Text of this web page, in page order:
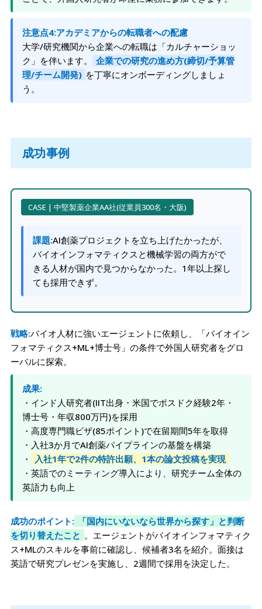
注意点4:アカデミアからの転職者への配慮
大学/研究機関から企業への転職は「カルチャーショッ
ク」を伴います。
企業での研究の進め方(締切/予算管
理/チーム開発) を丁寧にオンボーディングしましょ
う。
成功事例
CASE | 中堅製薬企業AA社(従業員300名・大阪)
課題:AI創薬プロジェクトを立ち上げたかったが、
バイオインフォマティクスと機械学習の両方がで
きる人材が国内で見つからなかった。1年以上探し
ても採用できず。
戦略:バイオ人材に強いエージェントに依頼し、「バイオイン
フォマティクス+ML+博士号」の条件で外国人研究者をグロ
ーバルに探索。
成果:
・インド人研究者(IIT出身・米国でポスドク経験2年・
博士号・年収800万円)を採用
・高度専門職ビザ(85ポイント)で在留期間5年を取得
・入社3か月でAI創薬パイプラインの基盤を構築
・
入社1年で2件の特許出願、1本の論文投稿を実現
・英語でのミーティング導入により、研究チーム全体の
英語力も向上
成功のポイント:
「国内にいないなら世界から探す」と判断
を切り替えたこと 。エージェントがバイオインフォマティク
ス+MLのスキルを事前に確認し、候補者3名を紹介。面接は
英語で研究プレゼンを実施し、2週間で採用を決定した。